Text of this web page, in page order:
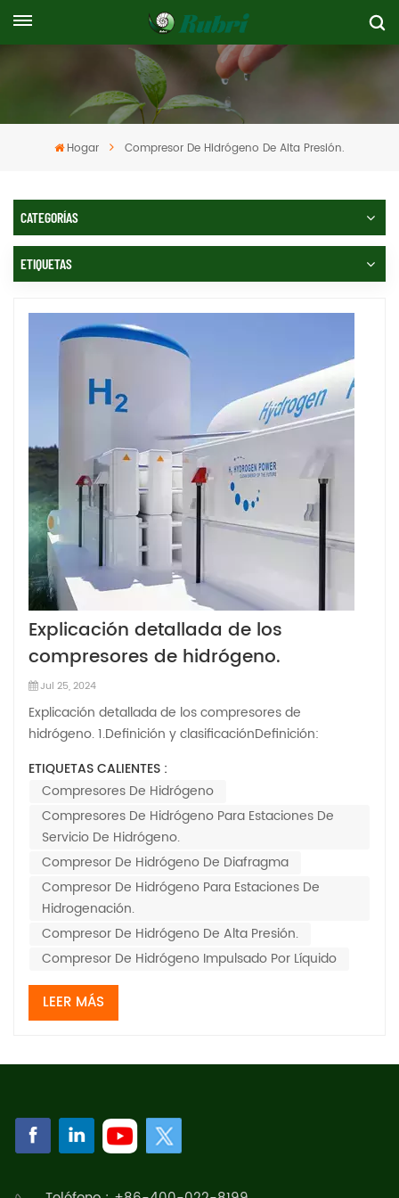
Hogar Compresor De Hidrógeno De Alta Presión.
CATEGORÍAS
ETIQUETAS
Explicación detallada de los
compresores de hidrógeno.
Jul 25, 2024
Explicación detallada de los compresores de
hidrógeno. 1.Definición y clasificaciónDefinición:
comprimen el hidrógeno para aumentar su presión. Se
utilizan ampliamente en vehículos con pila de
combustible de hidrógeno, estaciones de energía de
hidrógen...
ETIQUETAS CALIENTES :
Compresores De Hidrógeno
Compresores De Hidrógeno Para Estaciones De
Servicio De Hidrógeno.
Compresor De Hidrógeno De Diafragma
Compresor De Hidrógeno Para Estaciones De
Hidrogenación.
Compresor De Hidrógeno De Alta Presión.
Compresor De Hidrógeno Impulsado Por Líquido
LEER MÁS